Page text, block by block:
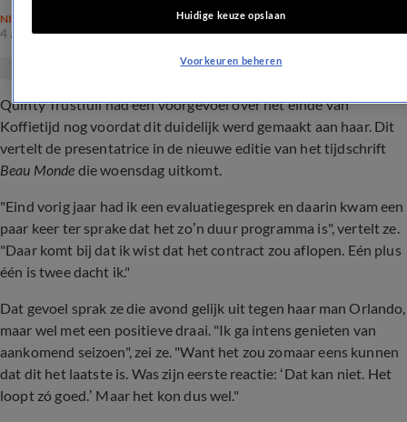
NIEUWS
4 apr 2023, 19:02
Quinty Trustfull had een voorgevoel over het einde van
Koffietijd nog voordat dit duidelijk werd gemaakt aan haar. Dit
vertelt de presentatrice in de nieuwe editie van het tijdschrift
Beau Monde die woensdag uitkomt.
"Eind vorig jaar had ik een evaluatiegesprek en daarin kwam een
paar keer ter sprake dat het zo’n duur programma is", vertelt ze.
"Daar komt bij dat ik wist dat het contract zou aflopen. Eén plus
één is twee dacht ik."
Dat gevoel sprak ze die avond gelijk uit tegen haar man Orlando,
maar wel met een positieve draai. "Ik ga intens genieten van
aankomend seizoen", zei ze. "Want het zou zomaar eens kunnen
dat dit het laatste is. Was zijn eerste reactie: ‘Dat kan niet. Het
loopt zó goed.’ Maar het kon dus wel."
Huidige keuze opslaan
Voorkeuren beheren